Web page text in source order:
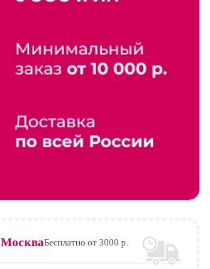
МоскваБесплатно от 3000 р.